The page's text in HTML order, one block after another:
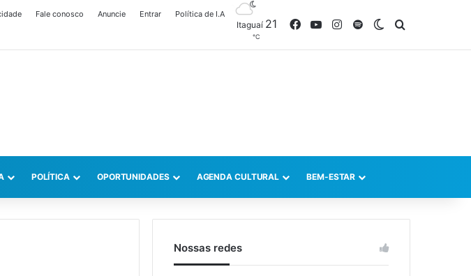
Fale conosco Anuncie Entrar Política de I.A
Itaguaí 21
℃
FacebookYouTubeInstagram
SpotifySwitch skin
POLÍTICA OPORTUNIDADES AGENDA CULTURAL BEM-ESTAR
Nossas redes